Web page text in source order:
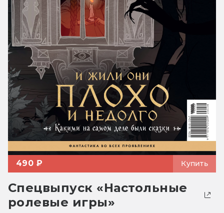
490 ₽ Купить
Спецвыпуск «Настольные
ролевые игры»